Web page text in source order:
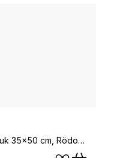
Skalman kökshandduk 35x50 cm, Rödorange